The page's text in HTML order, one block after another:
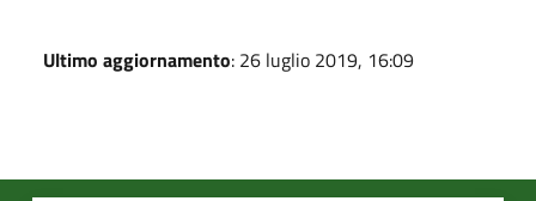
Ultimo aggiornamento: 26 luglio 2019, 16:09